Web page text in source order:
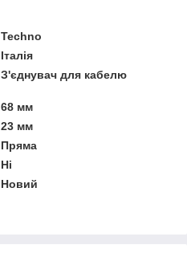
Techno
Італія
З'єднувач для кабелю
68 мм
23 мм
Пряма
Ні
Новий